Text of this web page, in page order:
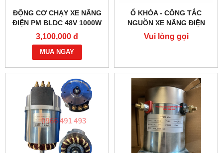
ĐỘNG CƠ CHẠY XE NÂNG
ĐIỆN PM BLDC 48V 1000W
– HIỆU SUẤT CAO
3,100,000 đ
MUA NGAY
Ổ KHÓA - CÔNG TẮC
NGUỒN XE NÂNG ĐIỆN
JK404C-1
Vui lòng gọi